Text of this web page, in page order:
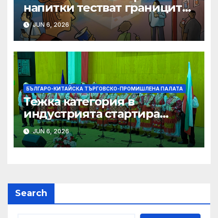
напитки тестват границите
на меката сила
JUN 6, 2026
БЪЛГАРО-КИТАЙСКА ТЪРГОВСКО-ПРОМИШЛЕНА ПАЛАТА
Тежка категория в
индустрията стартира
алианс за космическа
слънчева енергия
JUN 6, 2026
Search